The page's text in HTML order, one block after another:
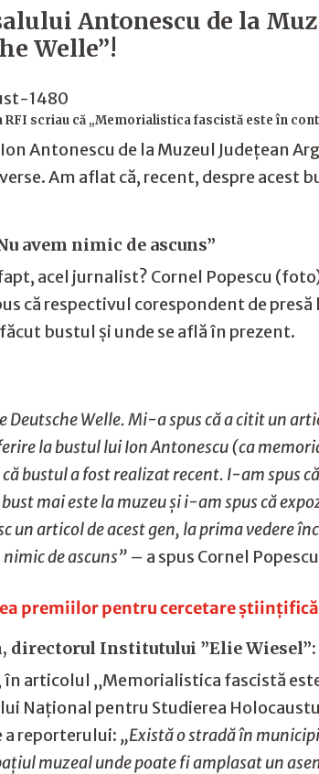
Antonescu de la
Welle”!
scriau că „Memorialistica fascistă este în
Antonescu de la Muzeul Județean
Am aflat că, recent, despre
avem nimic de ascuns”
fapt, acel jurnalist? Cornel Popescu
că respectivul corespondent de
bustul și unde se află în prezent.
Deutsche Welle. Mi-a spus că a citit un
la bustul lui Ion Antonescu (ca
bustul a fost realizat recent. I-am spus
mai este la muzeu și i-am spus că
un articol de acest gen, la prima vedere
de ascuns” – a spus Cornel
premiilor pentru cercetare
directorul Institutului ”Elie
în articolul „Memorialistica fascistă
Național pentru Studierea
reporterului: „Există o stradă în
muzeal unde poate fi amplasat un